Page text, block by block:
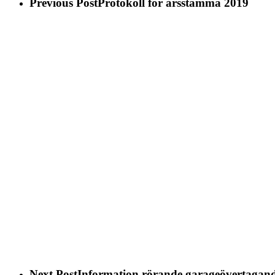
Previous PostProtokoll för årsstämma 2019